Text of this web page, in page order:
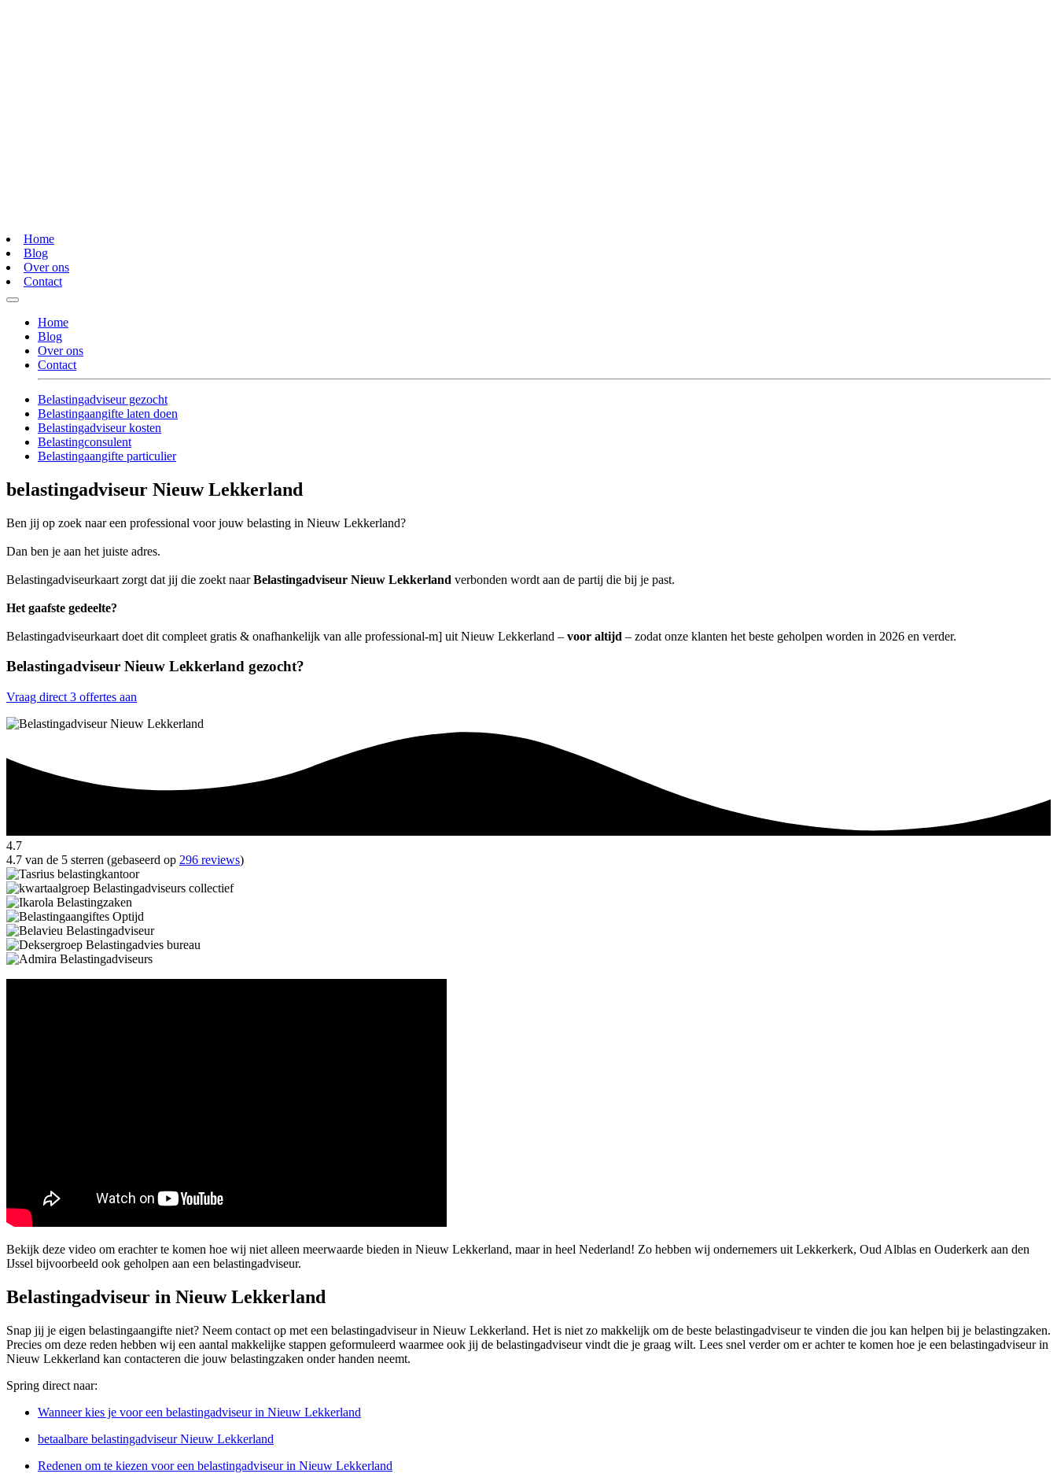
Home
Blog
Over ons
Contact
Home
Blog
Over ons
Contact
Belastingadviseur gezocht
Belastingaangifte laten doen
Belastingadviseur kosten
Belastingconsulent
Belastingaangifte particulier
belastingadviseur Nieuw Lekkerland
Ben jij op zoek naar een professional voor jouw belasting in Nieuw Lekkerland?
Dan ben je aan het juiste adres.
Belastingadviseurkaart zorgt dat jij die zoekt naarBelastingadviseur Nieuw Lekkerland verbonden wordt aan de partij die bij je past.
Het gaafste gedeelte?
Belastingadviseurkaart doet dit compleet gratis & onafhankelijk van alle professional-m] uit Nieuw Lekkerland – voor altijd – zodat onze klanten het beste geholpen worden in 2026 en verder.
Belastingadviseur Nieuw Lekkerland gezocht?
Vraag direct 3 offertes aan
4.7
4.7 van de 5 sterren (gebaseerd op 296 reviews)
Bekijk deze video om erachter te komen hoe wij niet alleen meerwaarde bieden in Nieuw Lekkerland, maar in heel Nederland! Zo hebben wij ondernemers uit Lekkerkerk, Oud Alblas en Ouderkerk aan den
IJssel bijvoorbeeld ook geholpen aan een belastingadviseur.
Belastingadviseur in Nieuw Lekkerland
Snap jij je eigen belastingaangifte niet? Neem contact op met een belastingadviseur in Nieuw Lekkerland. Het is niet zo makkelijk om de beste belastingadviseur te vinden die jou kan helpen bij je belastingzaken.
Precies om deze reden hebben wij een aantal makkelijke stappen geformuleerd waarmee ook jij de belastingadviseur vindt die je graag wilt. Lees snel verder om er achter te komen hoe je een belastingadviseur in
Nieuw Lekkerland kan contacteren die jouw belastingzaken onder handen neemt.
Spring direct naar:
Wanneer kies je voor een belastingadviseur in Nieuw Lekkerland
betaalbare belastingadviseur Nieuw Lekkerland
Redenen om te kiezen voor een belastingadviseur in Nieuw Lekkerland